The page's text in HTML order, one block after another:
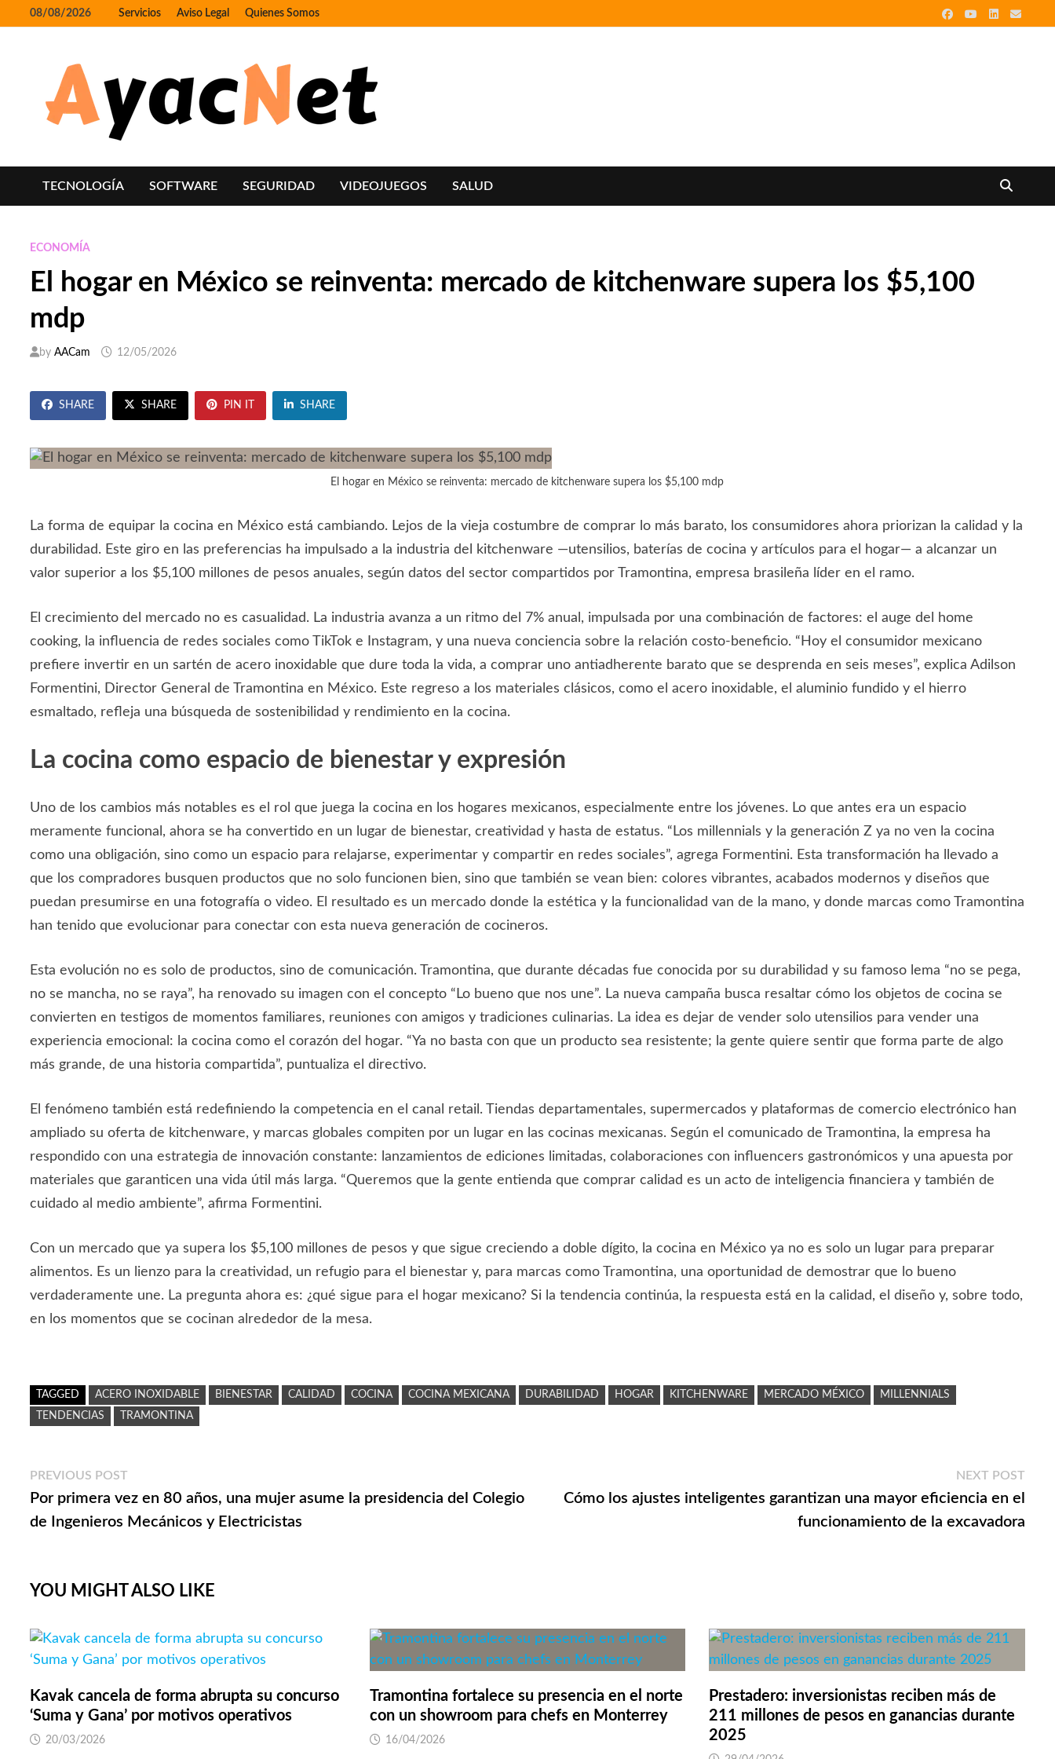
to
08/08/2026 Servicios Aviso Legal Quienes Somos
TECNOLOGÍA SOFTWARE SEGURIDAD VIDEOJUEGOS SALUD
ECONOMÍA
El hogar en México se reinventa: mercado de kitchenware supera los $5,100
mdp
byAACam 12/05/2026
SHARE SHARE PIN IT SHARE
El hogar en México se reinventa: mercado de kitchenware supera los $5,100 mdp
La forma de equipar la cocina en México está cambiando. Lejos de la vieja costumbre de comprar lo más barato, los consumidores ahora priorizan la calidad y la
durabilidad. Este giro en las preferencias ha impulsado a la industria del kitchenware —utensilios, baterías de cocina y artículos para el hogar— a alcanzar un
valor superior a los $5,100 millones de pesos anuales, según datos del sector compartidos por Tramontina, empresa brasileña líder en el ramo.
El crecimiento del mercado no es casualidad. La industria avanza a un ritmo del 7% anual, impulsada por una combinación de factores: el auge del home
cooking, la influencia de redes sociales como TikTok e Instagram, y una nueva conciencia sobre la relación costo-beneficio. “Hoy el consumidor mexicano
prefiere invertir en un sartén de acero inoxidable que dure toda la vida, a comprar uno antiadherente barato que se desprenda en seis meses”, explica Adilson
Formentini, Director General de Tramontina en México. Este regreso a los materiales clásicos, como el acero inoxidable, el aluminio fundido y el hierro
esmaltado, refleja una búsqueda de sostenibilidad y rendimiento en la cocina.
La cocina como espacio de bienestar y expresión
Uno de los cambios más notables es el rol que juega la cocina en los hogares mexicanos, especialmente entre los jóvenes. Lo que antes era un espacio
meramente funcional, ahora se ha convertido en un lugar de bienestar, creatividad y hasta de estatus. “Los millennials y la generación Z ya no ven la cocina
como una obligación, sino como un espacio para relajarse, experimentar y compartir en redes sociales”, agrega Formentini. Esta transformación ha llevado a
que los compradores busquen productos que no solo funcionen bien, sino que también se vean bien: colores vibrantes, acabados modernos y diseños que
puedan presumirse en una fotografía o video. El resultado es un mercado donde la estética y la funcionalidad van de la mano, y donde marcas como Tramontina
han tenido que evolucionar para conectar con esta nueva generación de cocineros.
Esta evolución no es solo de productos, sino de comunicación. Tramontina, que durante décadas fue conocida por su durabilidad y su famoso lema “no se pega,
no se mancha, no se raya”, ha renovado su imagen con el concepto “Lo bueno que nos une”. La nueva campaña busca resaltar cómo los objetos de cocina se
convierten en testigos de momentos familiares, reuniones con amigos y tradiciones culinarias. La idea es dejar de vender solo utensilios para vender una
experiencia emocional: la cocina como el corazón del hogar. “Ya no basta con que un producto sea resistente; la gente quiere sentir que forma parte de algo
más grande, de una historia compartida”, puntualiza el directivo.
El fenómeno también está redefiniendo la competencia en el canal retail. Tiendas departamentales, supermercados y plataformas de comercio electrónico han
ampliado su oferta de kitchenware, y marcas globales compiten por un lugar en las cocinas mexicanas. Según el comunicado de Tramontina, la empresa ha
respondido con una estrategia de innovación constante: lanzamientos de ediciones limitadas, colaboraciones con influencers gastronómicos y una apuesta por
materiales que garanticen una vida útil más larga. “Queremos que la gente entienda que comprar calidad es un acto de inteligencia financiera y también de
cuidado al medio ambiente”, afirma Formentini.
Con un mercado que ya supera los $5,100 millones de pesos y que sigue creciendo a doble dígito, la cocina en México ya no es solo un lugar para preparar
alimentos. Es un lienzo para la creatividad, un refugio para el bienestar y, para marcas como Tramontina, una oportunidad de demostrar que lo bueno
verdaderamente une. La pregunta ahora es: ¿qué sigue para el hogar mexicano? Si la tendencia continúa, la respuesta está en la calidad, el diseño y, sobre todo,
en los momentos que se cocinan alrededor de la mesa.
TAGGED ACERO INOXIDABLE BIENESTAR CALIDAD COCINA COCINA MEXICANA DURABILIDAD HOGAR KITCHENWARE MERCADO MÉXICO
MILLENNIALS
TENDENCIAS
TRAMONTINA
Navegación
de
PREVIOUS POST
post:
Por primera vez en 80 años, una mujer asume la presidencia del Colegio
de Ingenieros Mecánicos y Electricistas
NEXT POSTNext
post:
Cómo los ajustes inteligentes garantizan una mayor eficiencia en el
funcionamiento de la excavadora
YOU MIGHT ALSO LIKE
Kavak cancela de forma abrupta su concurso
‘Suma y Gana’ por motivos operativos
20/03/2026
Tramontina fortalece su presencia en el norte
con un showroom para chefs en Monterrey
16/04/2026
Prestadero: inversionistas reciben más de
211 millones de pesos en ganancias durante
2025